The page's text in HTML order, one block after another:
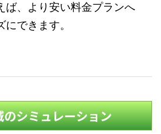
ば、より安い料金プランへ
できます。
シミュレーション